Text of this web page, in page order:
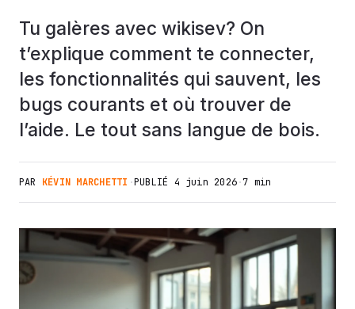
Tu galères avec wikisev? On
t’explique comment te connecter,
les fonctionnalités qui sauvent, les
bugs courants et où trouver de
l’aide. Le tout sans langue de bois.
PAR KÉVIN MARCHETTI ·PUBLIÉ 4 juin 2026·7 min